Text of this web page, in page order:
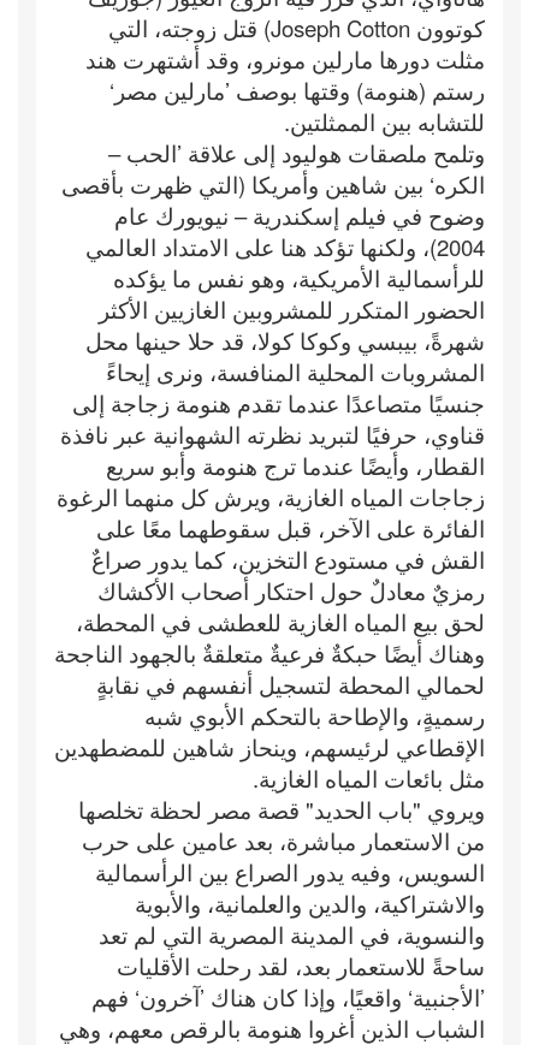
كوتوون Joseph Cotton) قتل زوجته، التي
مثلت دورها مارلين مونرو، وقد أشتهرت هند
رستم (هنومة) وقتها بوصف ’مارلين مصر‘
للتشابه بين الممثلتين.
وتلمح ملصقات هوليود إلى علاقة ’الحب –
الكره‘ بين شاهين وأمريكا (التي ظهرت بأقصى
وضوح في فيلم إسكندرية – نيويورك عام
2004)، ولكنها تؤكد هنا على الامتداد العالمي
للرأسمالية الأمريكية، وهو نفس ما يؤكده
الحضور المتكرر للمشروبين الغازيين الأكثر
شهرةً، بيبسي وكوكا كولا، قد حلا حينها محل
المشروبات المحلية المنافسة، ونرى إيحاءً
جنسيًا متصاعدًا عندما تقدم هنومة زجاجة إلى
قناوي، حرفيًا لتبريد نظرته الشهوانية عبر نافذة
القطار، وأيضًا عندما ترج هنومة وأبو سريع
زجاجات المياه الغازية، ويرش كل منهما الرغوة
الفائرة على الآخر، قبل سقوطهما معًا على
القش في مستودع التخزين، كما يدور صراعٌ
رمزيٌ معادلٌ حول احتكار أصحاب الأكشاك
لحق بيع المياه الغازية للعطشى في المحطة،
وهناك أيضًا حبكةٌ فرعيةٌ متعلقةٌ بالجهود الناجحة
لحمالي المحطة لتسجيل أنفسهم في نقابةٍ
رسميةٍ، والإطاحة بالتحكم الأبوي شبه
الإقطاعي لرئيسهم، وينحاز شاهين للمضطهدين
مثل بائعات المياه الغازية.
ويروي "باب الحديد" قصة مصر لحظة تخلصها
من الاستعمار مباشرة، بعد عامين على حرب
السويس، وفيه يدور الصراع بين الرأسمالية
والاشتراكية، والدين والعلمانية، والأبوية
والنسوية، في المدينة المصرية التي لم تعد
ساحةً للاستعمار بعد، لقد رحلت الأقليات
’الأجنبية‘ واقعيًا، وإذا كان هناك ’آخرون‘ فهم
الشباب الذين أغروا هنومة بالرقص معهم، وهي